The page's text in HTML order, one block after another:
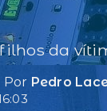
da
Por Pedro